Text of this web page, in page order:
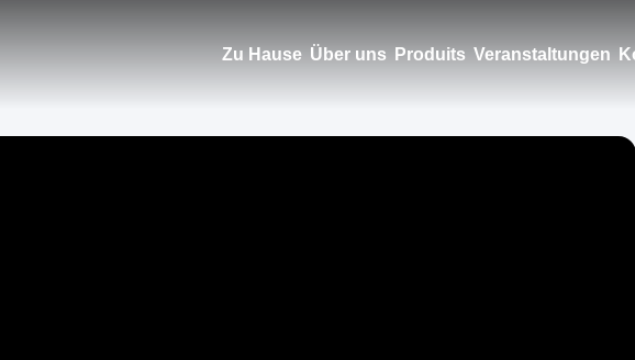
Zu Hause Über uns Produits Veranstaltungen